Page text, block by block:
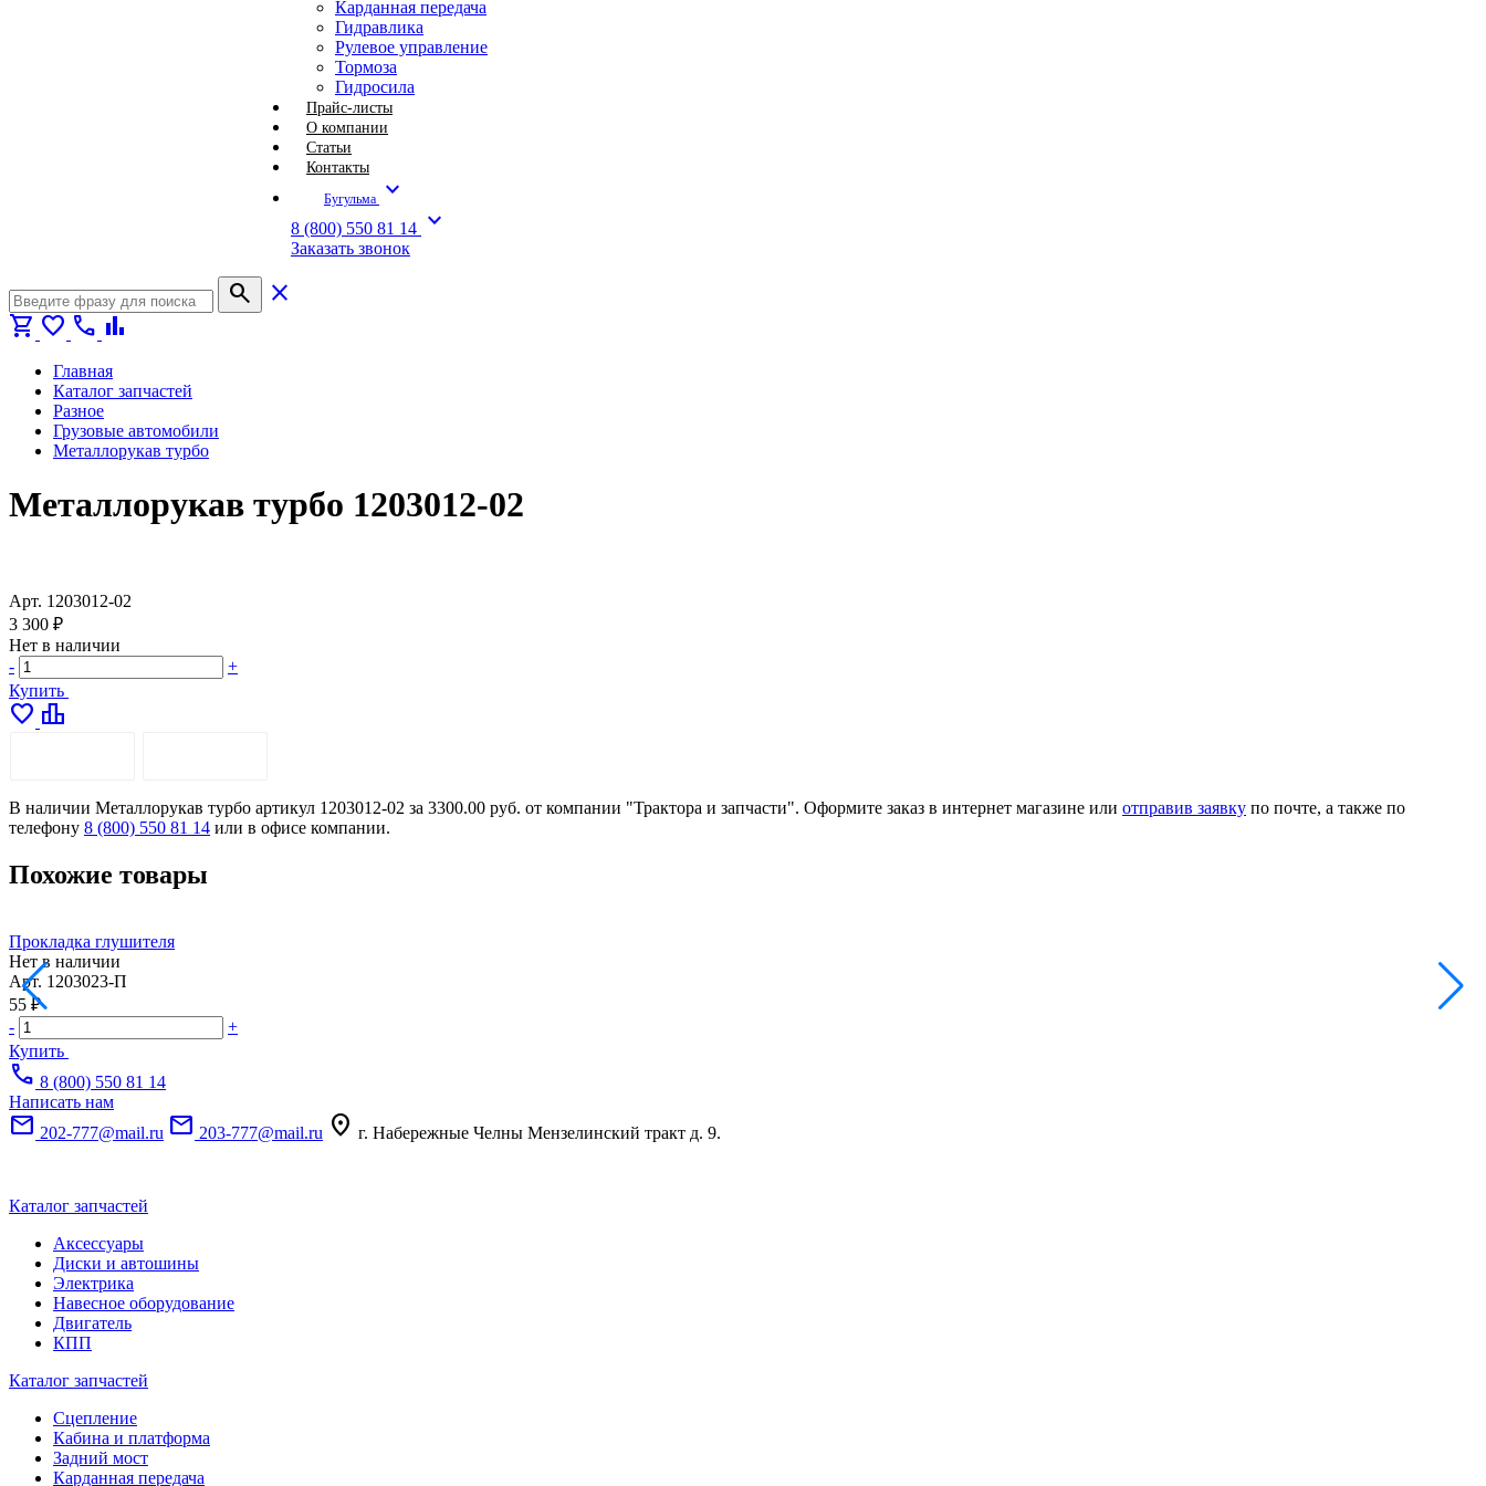
Карданная передача
Гидравлика
Рулевое управление
Тормоза
Гидросила
Прайс-листы
О компании
Статьи
Контакты
Бугульма expand_more
8 (800) 550 81 14 expand_more
Заказать звонок
search
close
shopping_cart favorite call bar_chart
Главная
Каталог запчастей
Разное
Грузовые автомобили
Металлорукав турбо
Металлорукав турбо 1203012-02
Арт. 1203012-02
3 300 ₽
Нет в наличии
-
+
Купить
favorite leaderboard
В наличии Металлорукав турбо артикул 1203012-02 за 3300.00 руб. от компании "Трактора и запчасти". Оформите заказ в интернет магазине или отправив заявку по почте, а также по
телефону 8 (800) 550 81 14 или в офисе компании.
Похожие товары
Прокладка глушителя
Нет в наличии
Арт. 1203023-П
55 ₽
-
+
Купить
call 8 (800) 550 81 14
Написать нам
mail 202-777@mail.ru mail 203-777@mail.ru location_on г. Набережные Челны Мензелинский тракт д. 9.
Каталог запчастей
Аксессуары
Диски и автошины
Электрика
Навесное оборудование
Двигатель
КПП
Каталог запчастей
Сцепление
Кабина и платформа
Задний мост
Карданная передача